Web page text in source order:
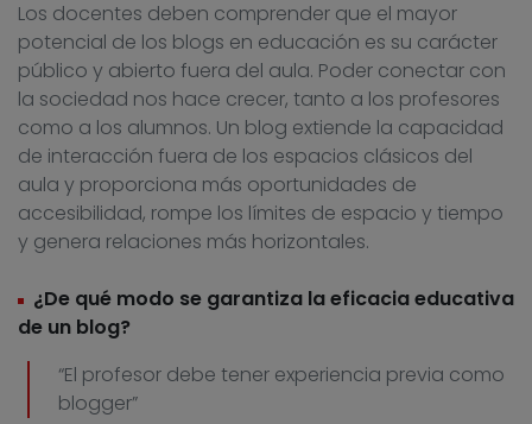
Los docentes deben comprender que el mayor
potencial de los blogs en educación es su carácter
público y abierto fuera del aula. Poder conectar con
la sociedad nos hace crecer, tanto a los profesores
como a los alumnos. Un blog extiende la capacidad
de interacción fuera de los espacios clásicos del
aula y proporciona más oportunidades de
accesibilidad, rompe los límites de espacio y tiempo
y genera relaciones más horizontales.
¿De qué modo se garantiza la eficacia educativa
de un blog?
“El profesor debe tener experiencia previa como
blogger”